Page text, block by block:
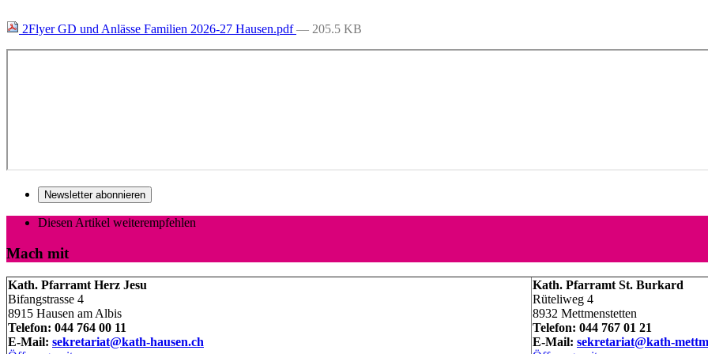
2Flyer GD und Anlässe Familien 2026-27 Hausen.pdf— 205.5 KB
Newsletter abonnieren
Diesen Artikel weiterempfehlen
Mach mit
Kath. Pfarramt Herz Jesu
Bifangstrasse 4
8915 Hausen am Albis
Telefon: 044 764 00 11
E-Mail: sekretariat@kath-hausen.ch
Kath. Pfarramt St. Burkard
Rüteliweg 4
8932 Mettmenstetten
Telefon: 044 767 01 21
E-Mail: sekretariat@kath-